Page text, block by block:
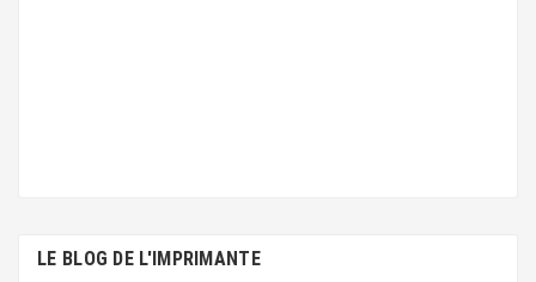
LE BLOG DE L'IMPRIMANTE